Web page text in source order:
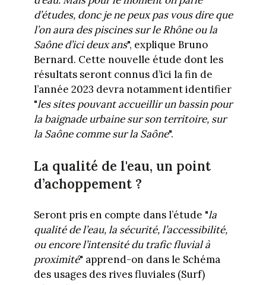
d’études, donc je ne peux pas vous dire que
l’on aura des piscines sur le Rhône ou la
Saône d’ici deux ans", explique Bruno
Bernard. Cette nouvelle étude dont les
résultats seront connus d’ici la fin de
l’année 2023 devra notamment identifier
"les sites pouvant accueillir un bassin pour
la baignade urbaine sur son territoire, sur
la Saône comme sur la Saône".
La qualité de l'eau, un point
d’achoppement ?
Seront pris en compte dans l’étude "la
qualité de l’eau, la sécurité, l’accessibilité,
ou encore l’intensité du trafic fluvial à
proximité" apprend-on dans le Schéma
des usages des rives fluviales (Surf)